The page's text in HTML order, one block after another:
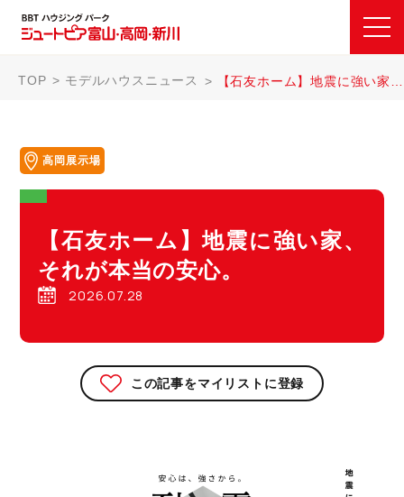
TOP モデルハウスニュース 【石友ホーム】地震に強い家、それが本当の安心。
高岡展示場
【石友ホーム】地震に強い家、
それが本当の安心。
2026.07.28
この記事をマイリストに登録